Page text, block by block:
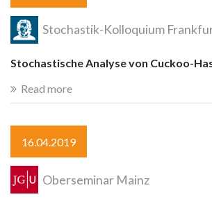
Stochastik-Kolloquium
Stochastische Analyse von Cuckoo-
Read more
16.04.2019
Oberseminar Mainz